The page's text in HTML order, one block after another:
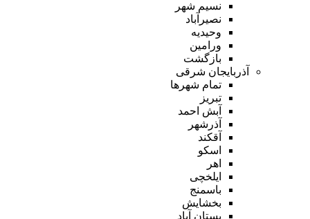
نسیم شهر
نصیرآباد
وحیدیه
ورامین
بازگشت
آذربایجان شرقی
تمام شهر‌ها
تبریز
آبش احمد
آذرشهر
آقکند
اسکو
اهر
ایلخچی
باسمنج
بخشایش
بستان آباد